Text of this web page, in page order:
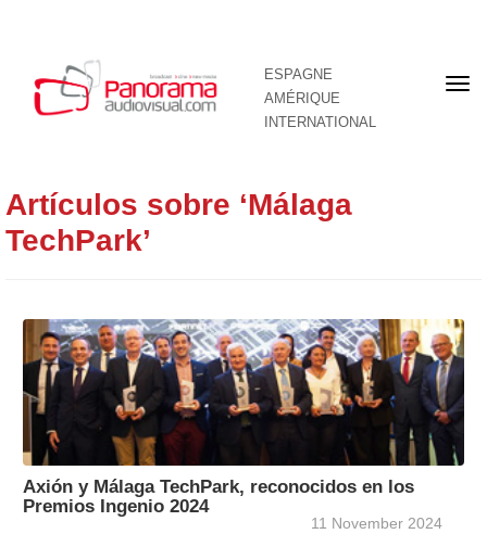
ESPAGNE
AMÉRIQUE
INTERNATIONAL
Artículos sobre ‘Málaga
TechPark’
Axión y Málaga TechPark, reconocidos en los
Premios Ingenio 2024
11 November 2024